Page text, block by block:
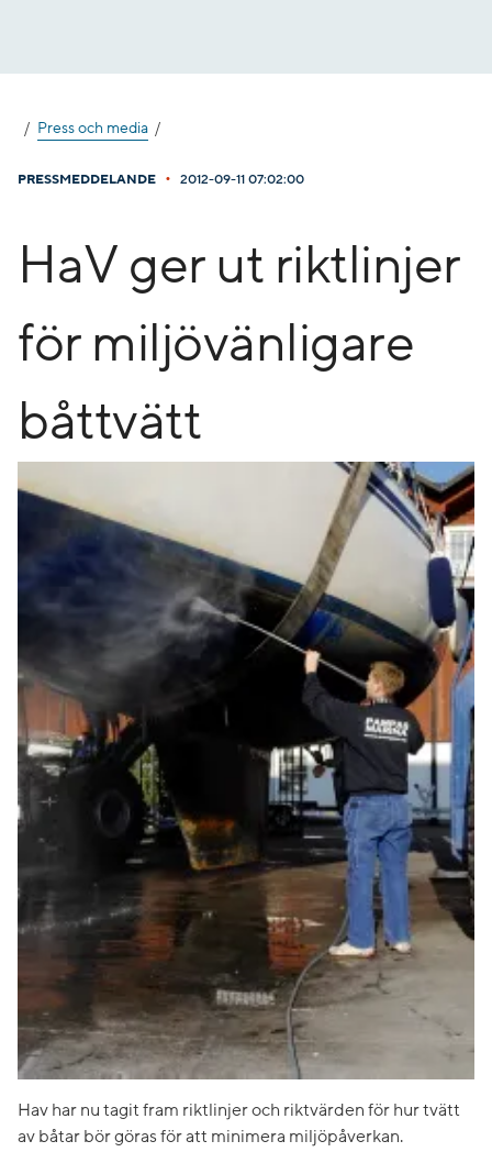
Press och media
PRESSMEDDELANDE • 2012-09-11 07:02:00
HaV ger ut riktlinjer
för miljövänligare
båttvätt
Hav har nu tagit fram riktlinjer och riktvärden för hur tvätt
av båtar bör göras för att minimera miljöpåverkan.